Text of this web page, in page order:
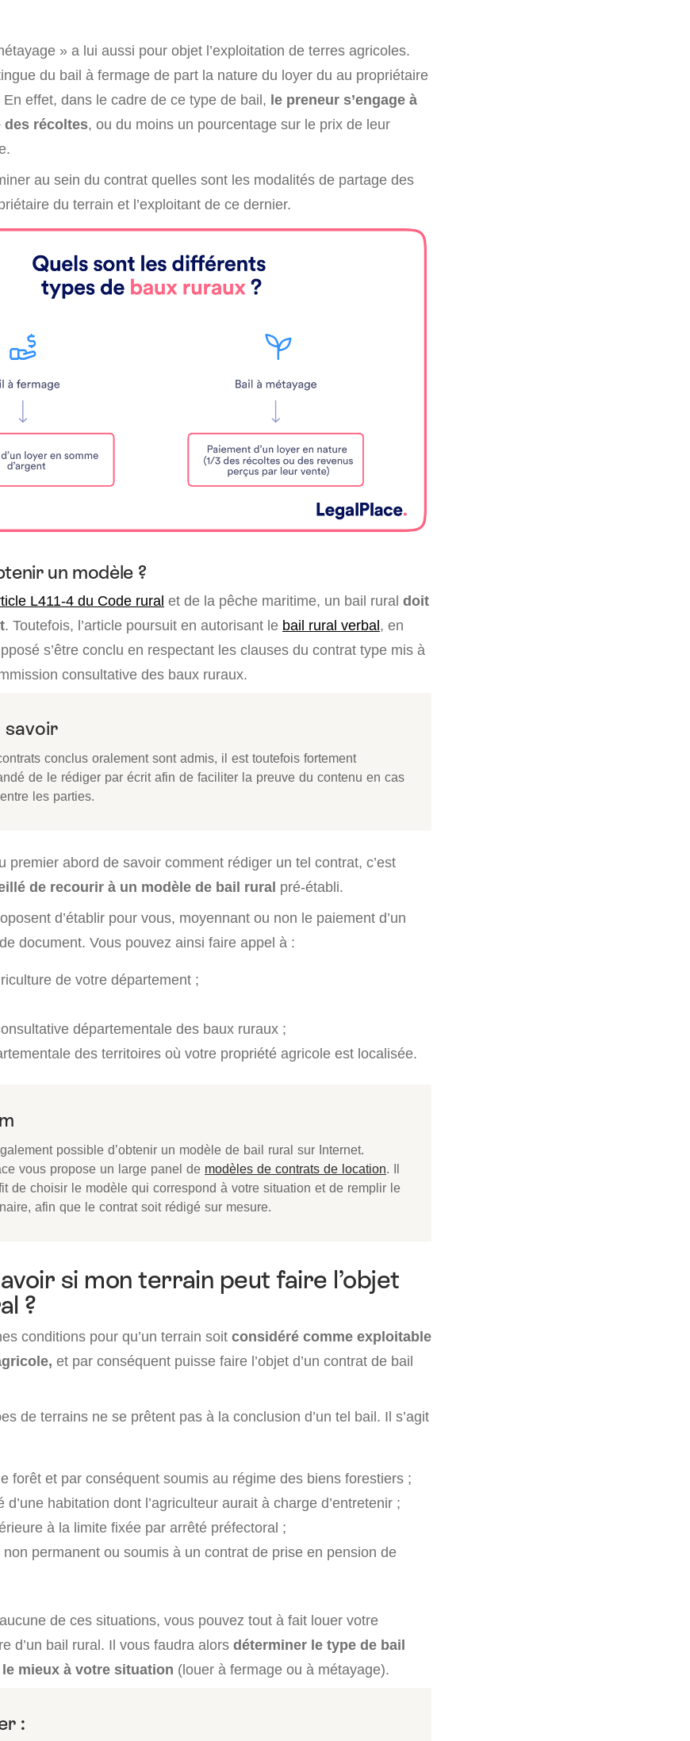
» a lui aussi pour objet l’exploitation de terres agricoles.
du bail à fermage de part la nature du loyer du au propriétaire
effet, dans le cadre de ce type de bail, le preneur s’engage à
des récoltes, ou du moins un pourcentage sur le prix de leur
au sein du contrat quelles sont les modalités de partage des
du terrain et l’exploitant de ce dernier.
un modèle ?
L411-4 du Code rural et de la pêche maritime, un bail rural doit
. Toutefois, l’article poursuit en autorisant le bail rural verbal, en
s’être conclu en respectant les clauses du contrat type mis à
consultative des baux ruraux.
savoir
conclus oralement sont admis, il est toutefois fortement
de le rédiger par écrit afin de faciliter la preuve du contenu en cas
les parties.
premier abord de savoir comment rédiger un tel contrat, c’est
de recourir à un modèle de bail rural pré-établi.
d’établir pour vous, moyennant ou non le paiement d’un
document. Vous pouvez ainsi faire appel à :
de votre département ;
départementale des baux ruraux ;
des territoires où votre propriété agricole est localisée.
possible d’obtenir un modèle de bail rural sur Internet.
vous propose un large panel de modèles de contrats de location. Il
de choisir le modèle qui correspond à votre situation et de remplir le
afin que le contrat soit rédigé sur mesure.
si mon terrain peut faire l’objet
?
conditions pour qu’un terrain soit considéré comme exploitable
et par conséquent puisse faire l’objet d’un contrat de bail
de terrains ne se prêtent pas à la conclusion d’un tel bail. Il s’agit
forêt et par conséquent soumis au régime des biens forestiers ;
d’une habitation dont l’agriculteur aurait à charge d’entretenir ;
à la limite fixée par arrêté préfectoral ;
non permanent ou soumis à un contrat de prise en pension de
de ces situations, vous pouvez tout à fait louer votre
d’un bail rural. Il vous faudra alors déterminer le type de bail
mieux à votre situation (louer à fermage ou à métayage).
: